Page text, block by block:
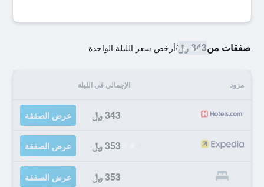
صفقات من343 ﷼ /أرخص سعر الليلة الواحدة
مزود الإجمالي في الليلة
343 ﷼ عرض الصفقة
353 ﷼ عرض الصفقة
353 ﷼ عرض الصفقة